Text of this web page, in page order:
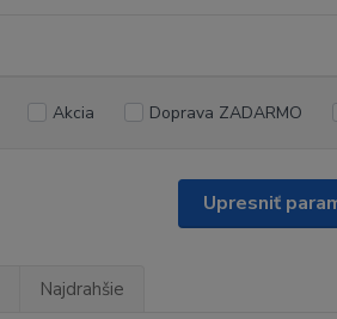
Upresniť
Akcia Doprava ZADARMO
Najdrahšie